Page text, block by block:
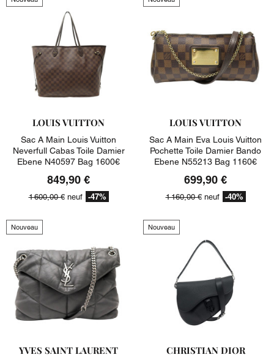
LOUIS VUITTON
Sac A Main Louis Vuitton
Neverfull Cabas Toile Damier
Ebene N40597 Bag 1600€
849,90 €
1 600,00 €neuf -47%
LOUIS VUITTON
Sac A Main Eva Louis Vuitton
Pochette Toile Damier Bando
Ebene N55213 Bag 1160€
699,90 €
1 160,00 €neuf -40%
Nouveau
YVES SAINT LAURENT
Nouveau
CHRISTIAN DIOR